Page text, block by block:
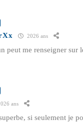
2026 ans
peut me renseigner sur
ans
si seulement je